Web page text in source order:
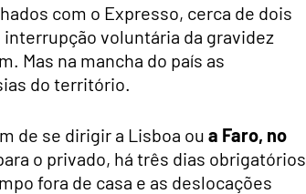
com o Expresso, cerca de dois
voluntária da gravidez
Mas na mancha do país as
do território.
de se dirigir a Lisboa ou a Faro, no
o privado, há três dias obrigatórios
fora de casa e as deslocações